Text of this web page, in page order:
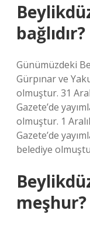
bağlıdır?
Günümüzdeki
Gürpınar ve
olmuştur. 31
Gazete’de
olmuştur. 1
Gazete’de
belediye
meşhur?